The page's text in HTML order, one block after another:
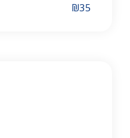
₪35